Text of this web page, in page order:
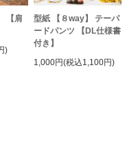
【肩
)
型紙 【８way】 テーパ
ードパンツ 【DL仕様書
付き】
1,000円(税込1,100円)